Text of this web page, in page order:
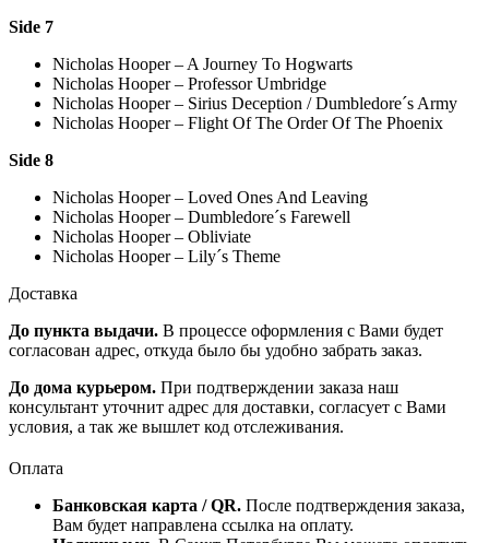
Side 7
Nicholas Hooper – A Journey To Hogwarts
Nicholas Hooper – Professor Umbridge
Nicholas Hooper – Sirius Deception / Dumbledore´s Army
Nicholas Hooper – Flight Of The Order Of The Phoenix
Side 8
Nicholas Hooper – Loved Ones And Leaving
Nicholas Hooper – Dumbledore´s Farewell
Nicholas Hooper – Obliviate
Nicholas Hooper – Lily´s Theme
Доставка
До пункта выдачи. В процессе оформления с Вами будет
согласован адрес, откуда было бы удобно забрать заказ.
До дома курьером. При подтверждении заказа наш
консультант уточнит адрес для доставки, согласует с Вами
условия, а так же вышлет код отслеживания.
Оплата
Банковская карта / QR. После подтверждения заказа,
Вам будет направлена ссылка на оплату.